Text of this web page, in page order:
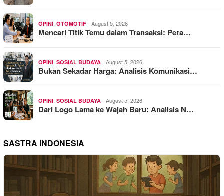
OPINI OTOMOTIF August 5, 2026
Mencari Titik Temu dalam Transaksi: Pera…
OPINI SOSIAL BUDAYA August 5, 2026
Bukan Sekadar Harga: Analisis Komunikasi…
OPINI SOSIAL BUDAYA August 5, 2026
Dari Logo Lama ke Wajah Baru: Analisis N…
SASTRA INDONESIA